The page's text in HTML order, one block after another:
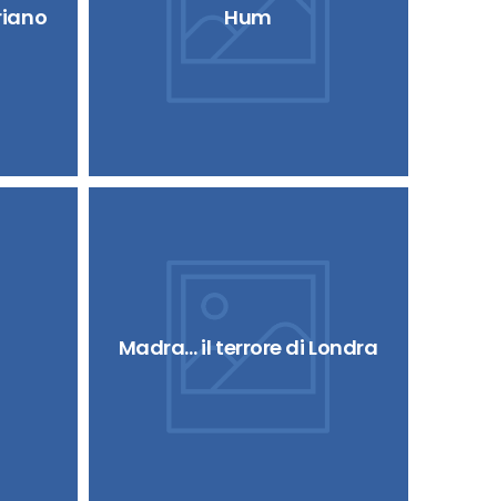
Hum
Madra… il terrore di Londra